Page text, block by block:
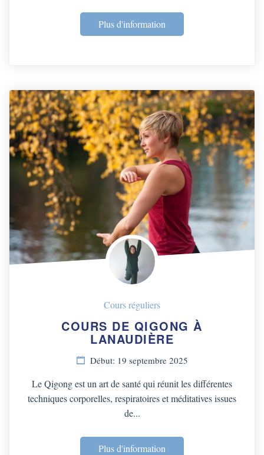
Plus d'information
Cours réguliers
COURS DE QIGONG À
LANAUDIÈRE
Début: 19 septembre 2025
Le Qigong est un art de santé qui réunit les différentes
techniques corporelles, respiratoires et méditatives issues
de...
Plus d'information